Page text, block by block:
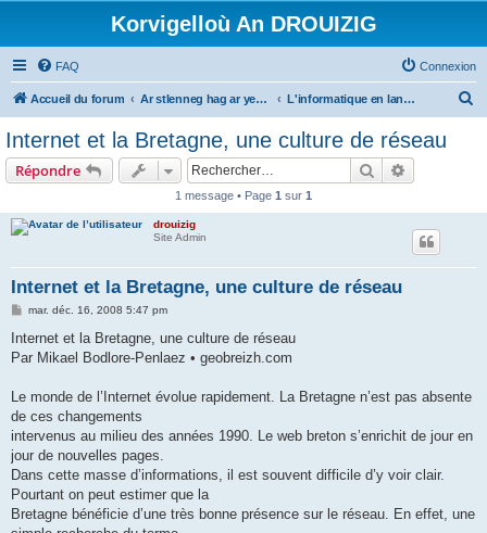
Korvigelloù An DROUIZIG
FAQ Connexion
Accueil du forum Ar stlenneg hag ar yezhoù bihan er bed a-bezh L'informatique en langues régionales et minoritaires
Internet et la Bretagne, une culture de réseau
Répondre Rechercher
1 message • Page 1 sur 1
drouizig
Site Admin
Internet et la Bretagne, une culture de réseau
M
s
a
mar. déc. 16, 2008 5:47 pm
Internet et la Bretagne, une culture de réseau
Par Mikael Bodlore-Penlaez • geobreizh.com
Le monde de l’Internet évolue rapidement. La Bretagne n’est pas absente
de ces changements
intervenus au milieu des années 1990. Le web breton s’enrichit de jour en
jour de nouvelles pages.
Dans cette masse d’informations, il est souvent difficile d’y voir clair.
Pourtant on peut estimer que la
Bretagne bénéficie d’une très bonne présence sur le réseau. En effet, une